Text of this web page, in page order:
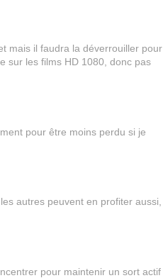
mais il faudra la déverrouiller pour
sur les films HD 1080, donc pas
pour être moins perdu si je
autres peuvent en profiter aussi,
pour maintenir un sort actif